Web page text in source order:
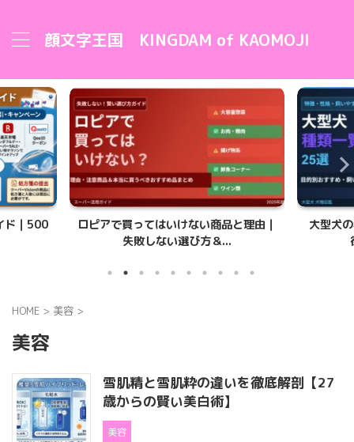
顔文字王国 KINGDAM of KAOMOJI
ド｜500
ロピアで買ってはいけない商品と理由｜
失敗しない選び方＆...
大型犬
HOME > 美容 >
美容
雪肌精と雪肌粋の違いを徹底解剖【27
歳からの賢い美白術】
美容